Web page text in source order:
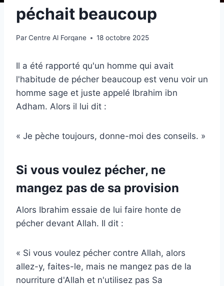
péchait beaucoup
ParCentre Al Forqane 18 octobre 2025
Il a été rapporté qu'un homme qui avait
l'habitude de pécher beaucoup est venu voir un
homme sage et juste appelé Ibrahim ibn
Adham. Alors il lui dit :
« Je pèche toujours, donne-moi des conseils. »
Si vous voulez pécher, ne
mangez pas de sa provision
Alors Ibrahim essaie de lui faire honte de
pécher devant Allah. Il dit :
« Si vous voulez pécher contre Allah, alors
allez-y, faites-le, mais ne mangez pas de la
nourriture d'Allah et n'utilisez pas Sa